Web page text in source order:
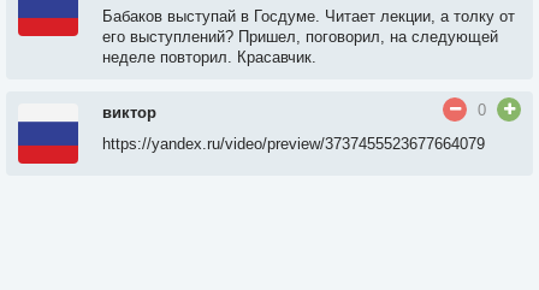
Бабаков выступай в Госдуме. Читает лекции, а толку от
его выступлений? Пришел, поговорил, на следующей
неделе повторил. Красавчик.
виктор
0
https://yandex.ru/video/preview/3737455523677664079